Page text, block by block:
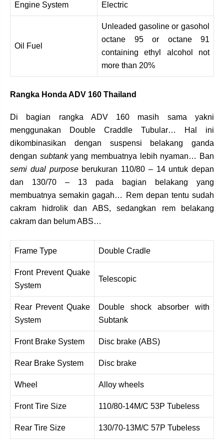
Engine System Electric
Oil Fuel
Unleaded gasoline or gasohol
octane 95 or octane 91
containing ethyl alcohol not
more than 20%
Rangka Honda ADV 160 Thailand
Di bagian rangka ADV 160 masih sama yakni
menggunakan Double Craddle Tubular… Hal ini
dikombinasikan dengan suspensi belakang ganda
dengan subtankyang membuatnya lebih nyaman… Ban
semi dual purposeberukuran 110/80 – 14 untuk depan
dan 130/70 – 13 pada bagian belakang yang
membuatnya semakin gagah… Rem depan tentu sudah
cakram hidrolik dan ABS, sedangkan rem belakang
cakram dan belum ABS…
Frame Type Double Cradle
Front Prevent Quake
System
Telescopic
Rear Prevent Quake
System
Double shock absorber with
Subtank
Front Brake System Disc brake (ABS)
Rear Brake System Disc brake
Wheel Alloy wheels
Front Tire Size 110/80-14M/C 53P Tubeless
Rear Tire Size 130/70-13M/C 57P Tubeless